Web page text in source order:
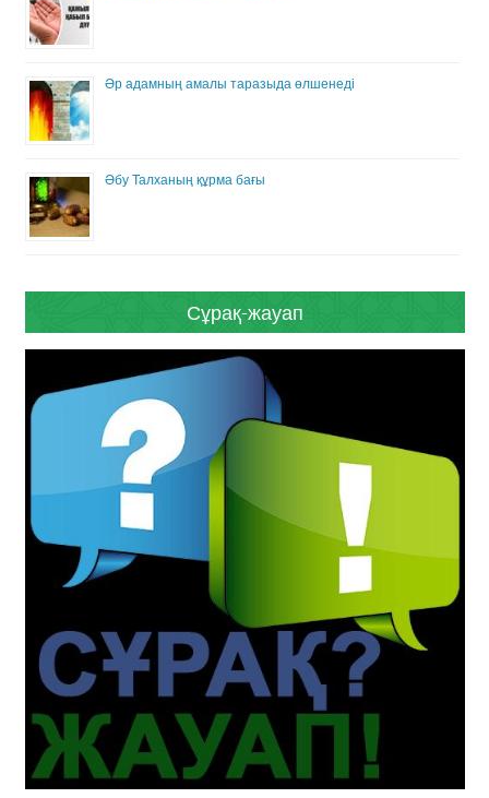
Әр адамның амалы таразыда өлшенеді
Әбу Талханың құрма бағы
Сұрақ-жауап